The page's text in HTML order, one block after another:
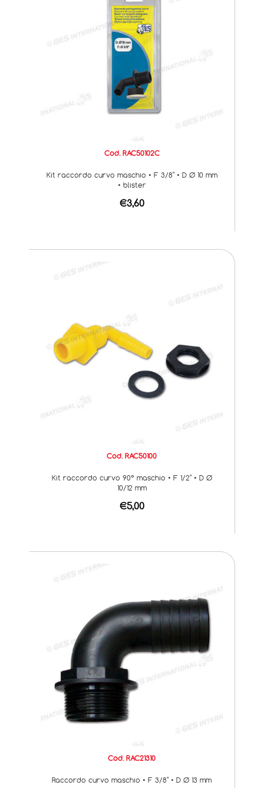
Cod. RAC50102C
Kit raccordo curvo maschio • F 3/8" • D Ø 10 mm
• blister
€3,60
Cod. RAC50100
Kit raccordo curvo 90° maschio • F 1/2" • D Ø
10/12 mm
€5,00
Cod. RAC21310
Raccordo curvo maschio • F 3/8" • D Ø 13 mm